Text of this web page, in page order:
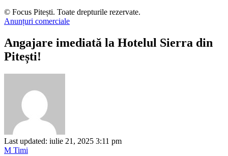
© Focus Pitești. Toate drepturile rezervate.
Anunțuri comerciale
Angajare imediată la Hotelul Sierra din
Pitești!
Last updated: iulie 21, 2025 3:11 pm
M Timi